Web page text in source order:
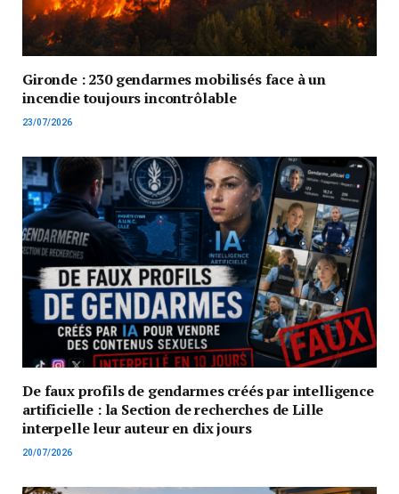
Gironde : 230 gendarmes mobilisés face à un
incendie toujours incontrôlable
23/07/2026
De faux profils de gendarmes créés par intelligence
artificielle : la Section de recherches de Lille
interpelle leur auteur en dix jours
20/07/2026